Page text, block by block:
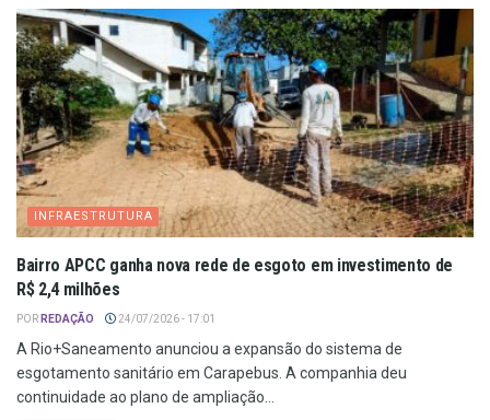
INFRAESTRUTURA
Bairro APCC ganha nova rede de esgoto em investimento de
R$ 2,4 milhões
POR REDAÇÃO 24/07/2026 - 17:01
A Rio+Saneamento anunciou a expansão do sistema de
esgotamento sanitário em Carapebus. A companhia deu
continuidade ao plano de ampliação...